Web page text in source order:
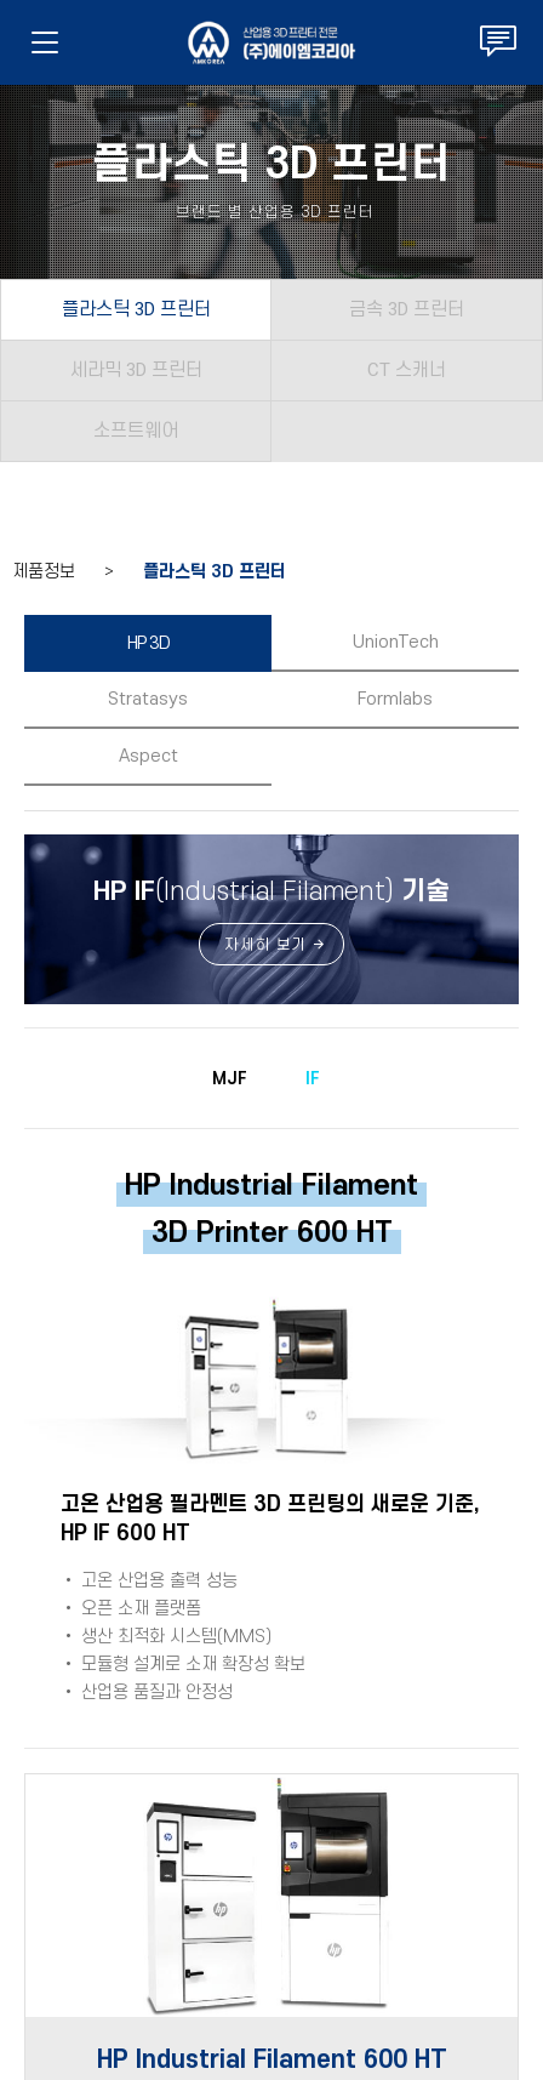
플라스틱 3D 프린터
브랜드 별 산업용 3D 프린터
플라스틱 3D 프린터 금속 3D 프린터
세라믹 3D 프린터 CT 스캐너
소프트웨어
제품정보 > 플라스틱 3D 프린터
HP 3D UnionTech
Stratasys Formlabs
Aspect
HP IF(Industrial Filament) 기술
자세히 보기
MJF IF
HP Industrial Filament
3DPrinter 600 HT
고온 산업용 필라멘트 3D 프린팅의 새로운 기준,
HP IF 600 HT
• 고온 산업용 출력 성능
• 오픈 소재 플랫폼
• 생산 최적화 시스템(MMS)
• 모듈형 설계로 소재 확장성 확보
• 산업용 품질과 안정성
HP Industrial Filament 600 HT